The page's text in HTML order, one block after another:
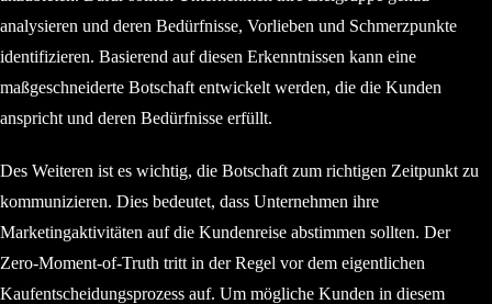
analysieren und deren Bedürfnisse, Vorlieben und Schmerzpunkte
identifizieren. Basierend auf diesen Erkenntnissen kann eine
maßgeschneiderte Botschaft entwickelt werden, die die Kunden
anspricht und deren Bedürfnisse erfüllt.
Des Weiteren ist es wichtig, die Botschaft zum richtigen Zeitpunkt zu
kommunizieren. Dies bedeutet, dass Unternehmen ihre
Marketingaktivitäten auf die Kundenreise abstimmen sollten. Der
Zero-Moment-of-Truth tritt in der Regel vor dem eigentlichen
Kaufentscheidungsprozess auf. Um mögliche Kunden in diesem